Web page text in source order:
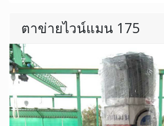
ตาข่ายไวน์แมน 175